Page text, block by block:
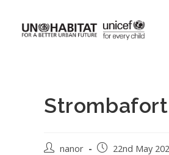
nanor 22nd May